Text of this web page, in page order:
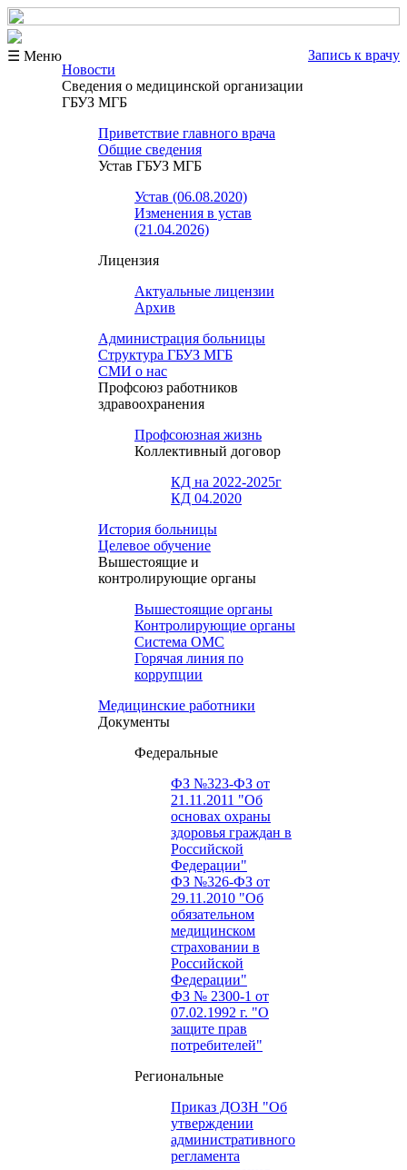
☰ Меню
Запись к врачу
Новости
Сведения о медицинской организации
ГБУЗ МГБ
Приветствие главного врача
Общие сведения
Устав ГБУЗ МГБ
Устав (06.08.2020)
Изменения в устав
(21.04.2026)
Лицензия
Актуальные лицензии
Архив
Администрация больницы
Структура ГБУЗ МГБ
СМИ о нас
Профсоюз работников
здравоохранения
Профсоюзная жизнь
Коллективный договор
КД на 2022-2025г
КД 04.2020
История больницы
Целевое обучение
Вышестоящие и
контролирующие органы
Вышестоящие органы
Контролирующие органы
Система ОМС
Горячая линия по
коррупции
Медицинские работники
Документы
Федеральные
ФЗ №323-ФЗ от
21.11.2011 "Об
основах охраны
здоровья граждан в
Российской
Федерации"
ФЗ №326-ФЗ от
29.11.2010 "Об
обязательном
медицинском
страховании в
Российской
Федерации"
ФЗ № 2300-1 от
07.02.1992 г. "О
защите прав
потребителей"
Региональные
Приказ ДОЗН "Об
утверждении
административного
регламента